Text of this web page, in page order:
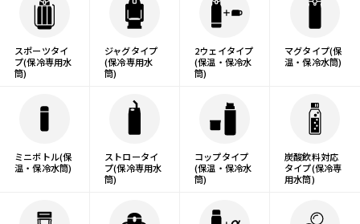
スポーツタイ
プ(保冷専用水
筒)
ジャグタイプ
(保冷専用水
筒)
2ウェイタイプ
(保温・保冷水
筒)
マグタイプ(保
温・保冷水筒)
ミニボトル(保
温・保冷水筒)
ストロータイ
プ(保冷専用水
筒)
コップタイプ
(保温・保冷水
筒)
炭酸飲料対応
タイプ(保冷専
用水筒)